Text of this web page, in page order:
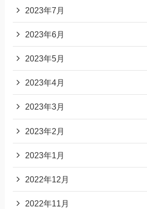
2023年7月
2023年6月
2023年5月
2023年4月
2023年3月
2023年2月
2023年1月
2022年12月
2022年11月